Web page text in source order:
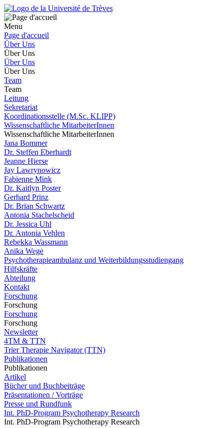
Menu
Page d'accueil
Über Uns
Über Uns
Über Uns
Über Uns
Team
Team
Leitung
Sekretariat
Koordinationsstelle (M.Sc. KLIPP)
Wissenschaftliche MitarbeiterInnen
Wissenschaftliche MitarbeiterInnen
Jana Bommer
Dr. Steffen Eberhardt
Jeanne Hierse
Jay Lawrynowicz
Fabienne Mink
Dr. Kaitlyn Poster
Gerhard Prinz
Dr. Brian Schwartz
Antonia Stachelscheid
Dr. Jessica Uhl
Dr. Antonia Vehlen
Rebekka Wassmann
Anika Wege
Psychotherapieambulanz und Weiterbildungsstudiengang
Hilfskräfte
Abteilung
Kontakt
Forschung
Forschung
Forschung
Forschung
Newsletter
4TM & TTN
Trier Therapie Navigator (TTN)
Publikationen
Publikationen
Artikel
Bücher und Buchbeiträge
Präsentationen / Vorträge
Presse und Rundfunk
Int. PhD-Program Psychotherapy Research
Int. PhD-Program Psychotherapy Research